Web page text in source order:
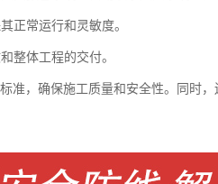
正常运行和灵敏度。
整体工程的交付。
准，确保施工质量和安全性。同时